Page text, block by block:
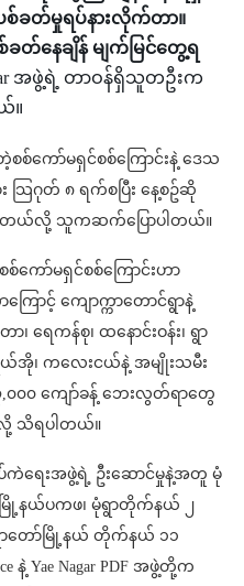
စ်ခတ်မှုရပ်နားလိုက်တာ။
တ်နေချိန် မျက်မြင်တွေ့ရ
အဖွဲ့ရဲ့ တာဝန်ရှိသူတဦးက
။
စ်ကော်မရှင်စစ်ကြောင်းနဲ့ ဒေသ
ြဂုတ် ၈ ရက်စပြီး နေ့စဥ်ဆို
တယ်လို့ သူကဆက်ပြောပါတယ်။
ော်မရှင်စစ်ကြောင်းဟာ
ောင့် ကျောက္ကာတောင်ရွာနဲ့
၊ ရေကန်စု၊ ထနောင်းဝန်း၊ ရွာ
အို၊ ကလေးငယ်နဲ့ အမျိုးသမီး
၀၀ ကျော်ခန့် ဘေးလွတ်ရာတွေ
သိရပါတယ်။
ရေးအဖွဲ့ရဲ့ ဦးဆောင်မှုနဲ့အတူ မုံ
ြို့နယ်ပကဖ၊ မုံရွာတိုက်နယ် ၂
တော်မြို့နယ် တိုက်နယ် ၁၁
နဲ့ Yae Nagar PDF အဖွဲ့တို့က